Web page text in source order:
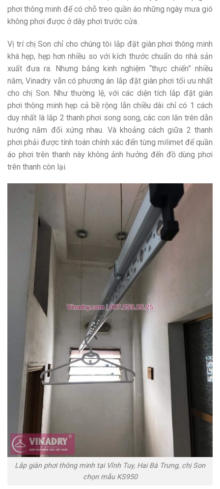
phơi thông minh để có chỗ treo quần áo những ngày mưa gió
không phơi được ở dây phơi trước cửa.
Vị trí chị Son chỉ cho chúng tôi lắp đặt giàn phơi thông minh
khá hẹp, hẹp hơn nhiều so với kích thước chuẩn do nhà sản
xuất đưa ra. Nhưng bằng kinh nghiệm “thực chiến” nhiều
năm, Vinadry vẫn có phương án lắp đặt giàn phơi tối ưu nhất
cho chị Son. Như thường lệ, với các diện tích lắp đặt giàn
phơi thông minh hẹp cả bề rộng lẫn chiều dài chỉ có 1 cách
duy nhất là lắp 2 thanh phơi song song, các con lăn trên dẫn
hướng nằm đối xứng nhau. Và khoảng cách giữa 2 thanh
phơi phải được tính toán chính xác đến từng milimet để quần
áo phơi trên thanh này không ảnh hưởng đến đồ dùng phơi
trên thanh còn lại.
Lắp giàn phơi thông minh tại Vĩnh Tuy, Hai Bà Trưng, chị Son
chọn mẫu KS950